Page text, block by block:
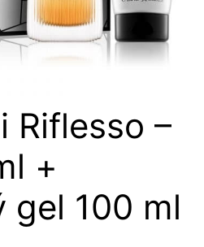
Riflesso –
+
gel 100 ml